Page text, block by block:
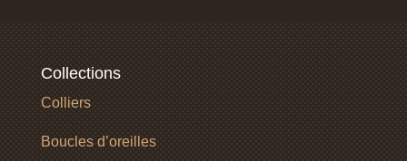
Collections
Colliers
Boucles d’oreilles